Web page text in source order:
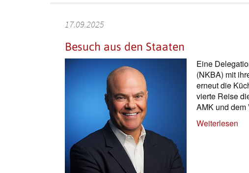
17.09.2025
Besuch aus den Staaten
Eine
(NKBA) mit
erneut die
vierte Reise
AMK und dem
Weiterlesen